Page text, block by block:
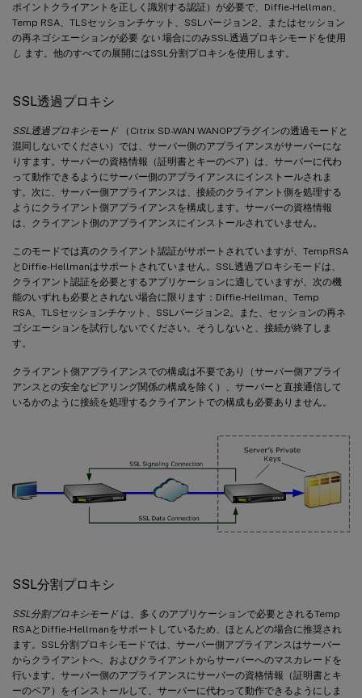
ポイントクライアントを正しく識別する認証）が必要で、Diffie-Hellman、
Temp RSA、TLSセッションチケット、SSLバージョン2、またはセッション
の再ネゴシエーションが必要 ない 場合にのみSSL透過プロキシモードを使用
し ます。他のすべての展開にはSSL分割プロキシを使用します。
SSL透過プロキシ
SSL透過プロキシモード （Citrix SD-WAN WANOPプラグインの透過モードと
混同しないでください）では、サーバー側のアプライアンスがサーバーにな
りすます。サーバーの資格情報（証明書とキーのペア）は、サーバーに代わ
って動作できるようにサーバー側のアプライアンスにインストールされま
す。次に、サーバー側アプライアンスは、接続のクライアント側を処理する
ようにクライアント側アプライアンスを構成します。サーバーの資格情報
は、クライアント側のアプライアンスにインストールされていません。
このモードでは真のクライアント認証がサポートされていますが、TempRSA
とDiffie-Hellmanはサポートされていません。SSL透過プロキシモードは、
クライアント認証を必要とするアプリケーションに適していますが、次の機
能のいずれも必要とされない場合に限ります：Diffie-Hellman、Temp
RSA、TLSセッションチケット、SSLバージョン2。また、セッションの再ネ
ゴシエーションを試行しないでください。そうしないと、接続が終了しま
す。
クライアント側アプライアンスでの構成は不要であり（サーバー側アプライ
アンスとの安全なピアリング関係の構成を除く）、サーバーと直接通信して
いるかのように接続を処理するクライアントでの構成も必要ありません。
SSL分割プロキシ
SSL分割プロキシモード は、多くのアプリケーションで必要とされるTemp
RSAとDiffie-Hellmanをサポートしているため、ほとんどの場合に推奨され
ます。SSL分割プロキシモードでは、サーバー側アプライアンスはサーバー
からクライアントへ、およびクライアントからサーバーへのマスカレードを
行います。サーバー側のアプライアンスにサーバーの資格情報（証明書とキ
ーのペア）をインストールして、サーバーに代わって動作できるようにしま